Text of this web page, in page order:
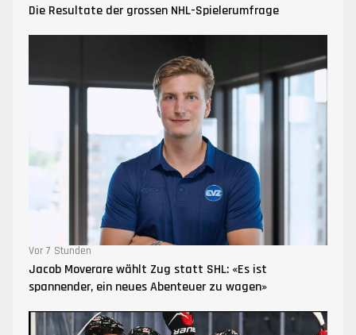
Die Resultate der grossen NHL-Spielerumfrage
Vor 7 Stunden
Jacob Moverare wählt Zug statt SHL: «Es ist
spannender, ein neues Abenteuer zu wagen»